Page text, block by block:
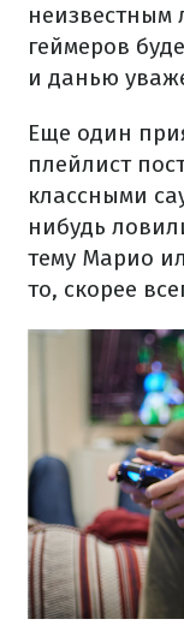
неизвестным
геймеров
и данью
Еще один
плейлист
классными
нибудь
тему Марио
то, скорее